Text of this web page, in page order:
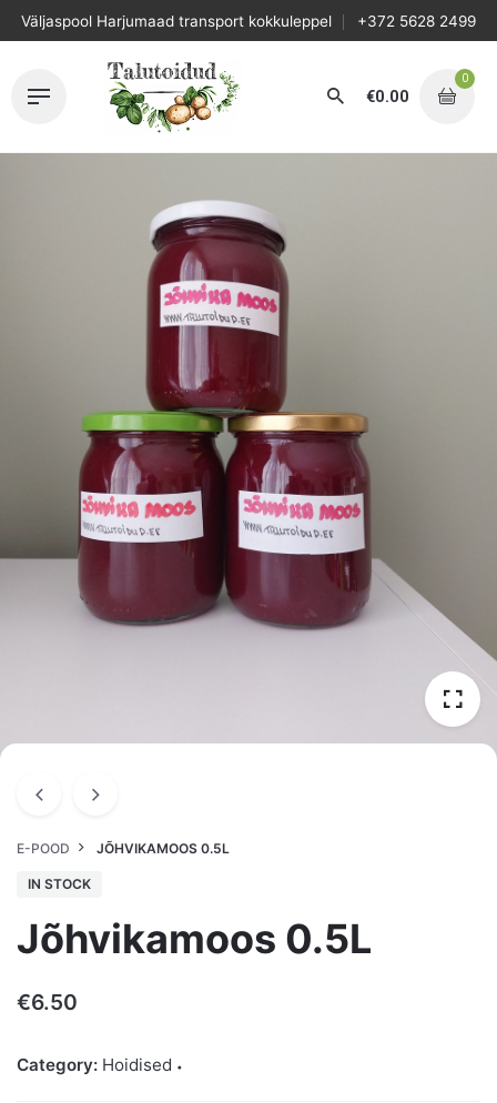
Skip
to
Väljaspool Harjumaad transport kokkuleppel +372 5628 2499
€0.00
0
E-POOD JÕHVIKAMOOS 0.5L
IN STOCK
Jõhvikamoos 0.5L
€6.50
Category: Hoidised